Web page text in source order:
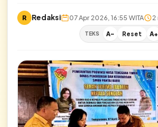
R Redaksi 07 Apr 2026, 16:55 WITA 2
TEKS A- Reset A+
Lihat semua